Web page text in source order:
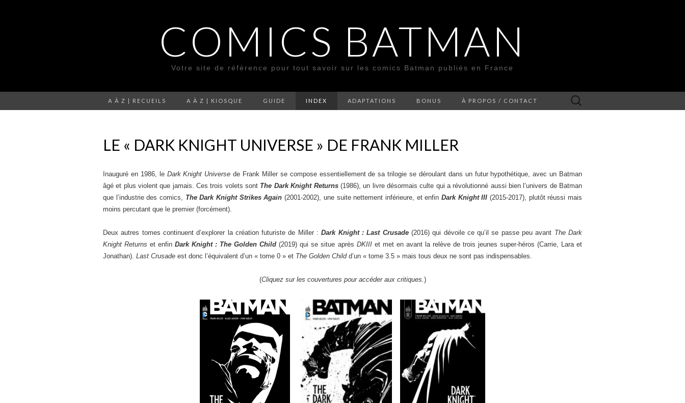
COMICS BATMAN
Votre site de référence pour tout savoir sur les comics Batman publiés en France
A À Z | RECUEILS A À Z | KIOSQUE GUIDE INDEX ADAPTATIONS BONUS À PROPOS / CONTACT Rechercher :
LE « DARK KNIGHT UNIVERSE » DE FRANK MILLER
Inauguré en 1986, leDark Knight Universe de Frank Miller se compose essentiellement de sa trilogie se déroulant dans un futur hypothétique, avec un Batman
âgé et plus violent que jamais. Ces trois volets sont The Dark Knight Returns(1986), un livre désormais culte qui a révolutionné aussi bien l’univers de Batman
que l’industrie des comics, The Dark Knight Strikes Again (2001-2002), une suite nettement inférieure, et enfin Dark Knight III (2015-2017), plutôt réussi mais
moins percutant que le premier (forcément).
Deux autres tomes continuent d’explorer la création futuriste de Miller :Dark Knight : Last Crusade(2016) qui dévoile ce qu’il se passe peu avant The Dark
Knight Returnset enfin Dark Knight : The Golden Child (2019) qui se situe après DKIIIet met en avant la relève de trois jeunes super-héros (Carrie, Lara et
Jonathan). Last Crusade est donc l’équivalent d’un « tome 0 » et The Golden Childd’un « tome 3.5 » mais tous deux ne sont pas indispensables.
(Cliquez sur les couvertures pour accéder aux critiques.)